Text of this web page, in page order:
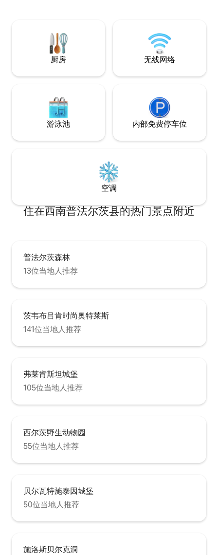
厨房 无线网络
游泳池 内部免费停车位
空调
住在西南普法尔茨县的热门景点附近
普法尔茨森林
13位当地人推荐
茨韦布吕肯时尚奥特莱斯
141位当地人推荐
弗莱肯斯坦城堡
105位当地人推荐
西尔茨野生动物园
55位当地人推荐
贝尔瓦特施泰因城堡
50位当地人推荐
施洛斯贝尔克洞